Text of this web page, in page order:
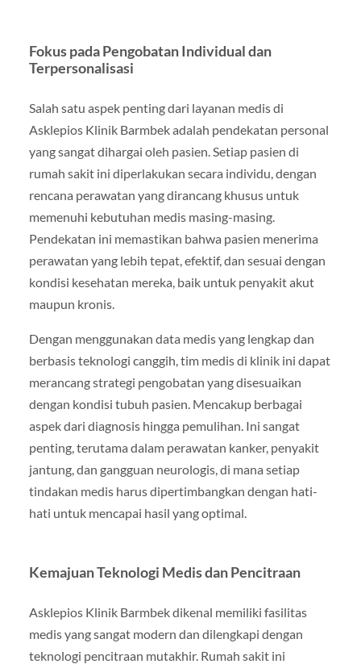
Fokus pada Pengobatan Individual dan
Terpersonalisasi
Salah satu aspek penting dari layanan medis di
Asklepios Klinik Barmbek adalah pendekatan personal
yang sangat dihargai oleh pasien. Setiap pasien di
rumah sakit ini diperlakukan secara individu, dengan
rencana perawatan yang dirancang khusus untuk
memenuhi kebutuhan medis masing-masing.
Pendekatan ini memastikan bahwa pasien menerima
perawatan yang lebih tepat, efektif, dan sesuai dengan
kondisi kesehatan mereka, baik untuk penyakit akut
maupun kronis.
Dengan menggunakan data medis yang lengkap dan
berbasis teknologi canggih, tim medis di klinik ini dapat
merancang strategi pengobatan yang disesuaikan
dengan kondisi tubuh pasien. Mencakup berbagai
aspek dari diagnosis hingga pemulihan. Ini sangat
penting, terutama dalam perawatan kanker, penyakit
jantung, dan gangguan neurologis, di mana setiap
tindakan medis harus dipertimbangkan dengan hati-
hati untuk mencapai hasil yang optimal.
Kemajuan Teknologi Medis dan Pencitraan
Asklepios Klinik Barmbek dikenal memiliki fasilitas
medis yang sangat modern dan dilengkapi dengan
teknologi pencitraan mutakhir. Rumah sakit ini